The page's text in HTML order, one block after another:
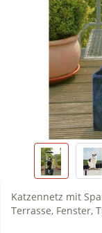
Katzennetz mit
Terrasse, Fenster,